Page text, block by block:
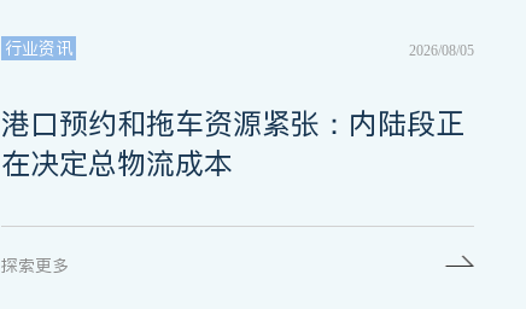
2026/08/05
行业资讯
港口预约和拖车资源紧张：内陆段正
在决定总物流成本
探索更多